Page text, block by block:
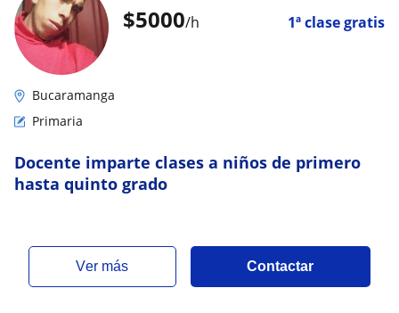
$5000/h 1ª clase gratis
Bucaramanga
Primaria
Docente imparte clases a niños de primero
hasta quinto grado
ver más Contactar